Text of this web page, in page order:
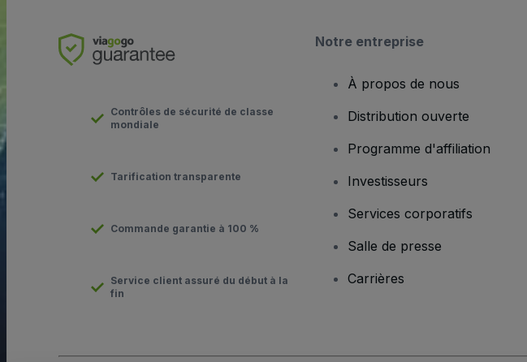
Contrôles de sécurité de classe
mondiale
Tarification transparente
Commande garantie à 100 %
Service client assuré du début à la
fin
Notre entreprise
À propos de nous
Distribution ouverte
Programme d'affiliation
Investisseurs
Services corporatifs
Salle de presse
Carrières